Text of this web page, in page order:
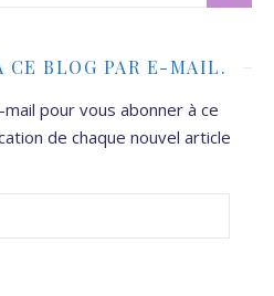
CE BLOG PAR E-MAIL.
pour vous abonner à ce
de chaque nouvel article